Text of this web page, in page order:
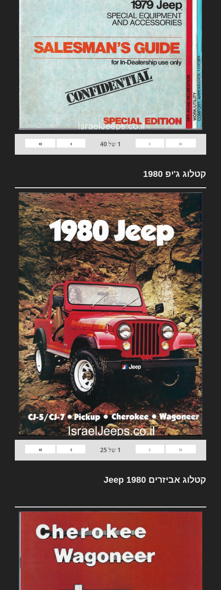
«
‹
1 של40
›
»
קטלוג ג'יפ 1980
«
‹
1 של25
›
»
קטלוג אביזרים Jeep 1980